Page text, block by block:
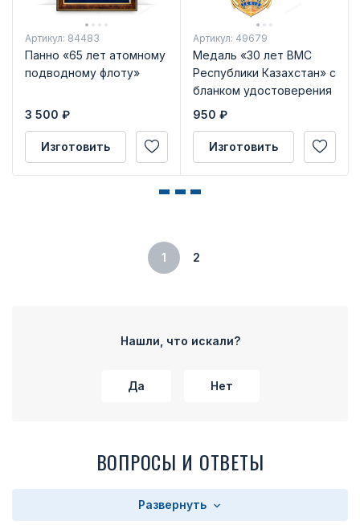
Артикул: 84483
Панно «65 лет атомному
подводному флоту»
3 500 ₽
Изготовить
Артикул: 49679
Медаль «30 лет ВМС
Республики Казахстан» с
бланком удостоверения
950 ₽
Изготовить
1 2
Нашли, что искали?
Да Нет
ВОПРОСЫ И ОТВЕТЫ
Развернуть